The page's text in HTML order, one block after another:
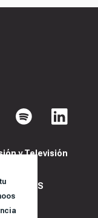
y Televisión
COOKIES